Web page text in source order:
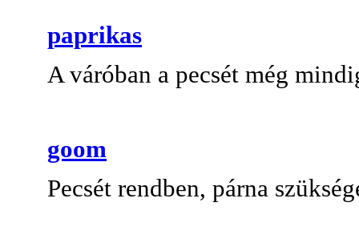
paprikas
A váróban a pecsét még
goom
Pecsét rendben, párna